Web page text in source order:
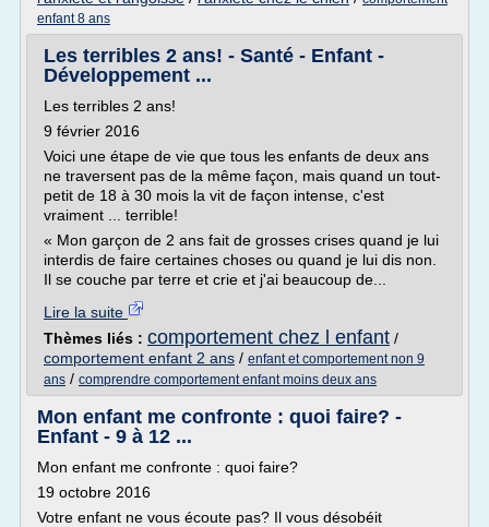
enfant 8 ans
Les terribles 2 ans! - Santé - Enfant -
Développement ...
Les terribles 2 ans!
9 février 2016
Voici une étape de vie que tous les enfants de deux ans
ne traversent pas de la même façon, mais quand un tout-
petit de 18 à 30 mois la vit de façon intense, c'est
vraiment ... terrible!
« Mon garçon de 2 ans fait de grosses crises quand je lui
interdis de faire certaines choses ou quand je lui dis non.
Il se couche par terre et crie et j'ai beaucoup de...
Lire la suite
Thèmes liés : comportement chez l enfant /
comportement enfant 2 ans / enfant et comportement non 9
ans / comprendre comportement enfant moins deux ans
Mon enfant me confronte : quoi faire? -
Enfant - 9 à 12 ...
Mon enfant me confronte : quoi faire?
19 octobre 2016
Votre enfant ne vous écoute pas? Il vous désobéit